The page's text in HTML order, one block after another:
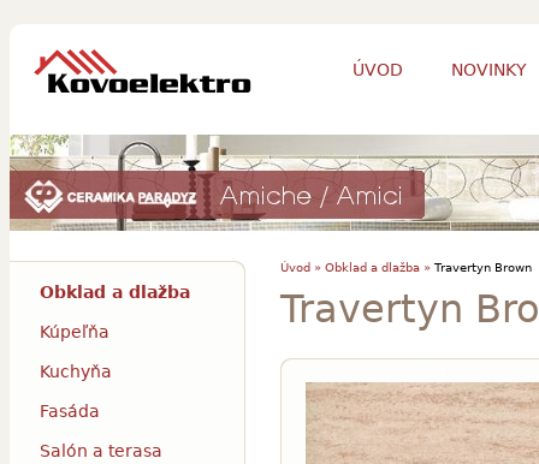
ÚVOD NOVINKY
Úvod » Obklad a dlažba »Travertyn Brown
Travertyn
Obklad a dlažba
Kúpeľňa
Kuchyňa
Fasáda
Salón a terasa